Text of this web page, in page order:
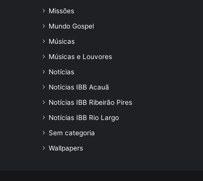
Missões
Mundo Gospel
Músicas
Músicas e Louvores
Notícias
Notícias IBB Acauã
Notícias IBB Ribeirão Pires
Notícias IBB Rio Largo
Sem categoria
Wallpapers